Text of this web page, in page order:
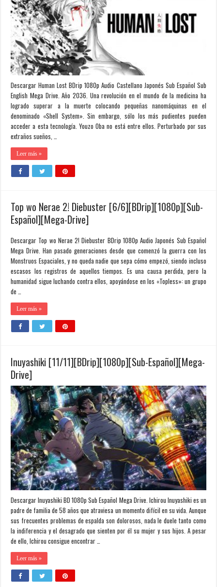
Descargar Human Lost BDrip 1080p Audio Castellano Japonés Sub Español Sub
English Mega Drive. Año 2036. Una revolución en el mundo de la medicina ha
logrado superar a la muerte colocando pequeñas nanomáquinas en el
denominado «Shell System». Sin embargo, sólo los más pudientes pueden
acceder a esta tecnología. Youzo Oba no está entre ellos. Perturbado por sus
extraños sueños, …
Leer más »
Top wo Nerae 2! Diebuster [6/6][BDrip][1080p][Sub-
Español][Mega-Drive]
Descargar Top wo Nerae 2! Diebuster BDrip 1080p Audio Japonés Sub Español
Mega Drive. Han pasado generaciones desde que comenzó la guerra con los
Monstruos Espaciales, y no queda nadie que sepa cómo empezó, siendo incluso
escasos los registros de aquellos tiempos. Es una causa perdida, pero la
humanidad sigue luchando contra ellos, apoyándose en los «Topless»: un grupo
de …
Leer más »
Inuyashiki [11/11][BDrip][1080p][Sub-Español][Mega-
Drive]
Descargar Inuyashiki BD 1080p Sub Español Mega Drive. Ichirou Inuyashiki es un
padre de familia de 58 años que atraviesa un momento difícil en su vida. Aunque
sus frecuentes problemas de espalda son dolorosos, nada le duele tanto como
la indiferencia y el desagrado que sienten por él su mujer y sus hijos. A pesar
de ello, Ichirou consigue encontrar …
Leer más »